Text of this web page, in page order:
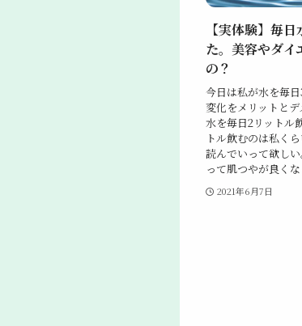
【実体験】毎
た。美容やダイ
の？
今日は私が水を毎
変化をメリットとデ
水を毎日2リットル
トル飲むのは私く
読んでいって欲し
って肌つやが良く
2021年6月7日